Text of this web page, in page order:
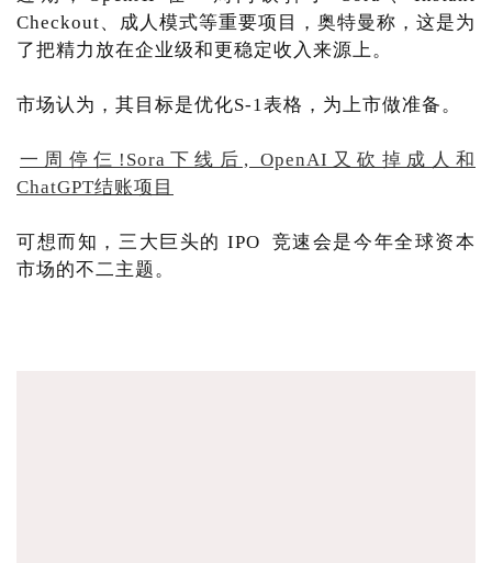
Checkout、成人模式等重要项目，奥特曼称，这是为
了把精力放在企业级和更稳定收入来源上。
市场认为，其目标是优化S-1表格，为上市做准备。
一周停仨!Sora下线后, OpenAI又砍掉成人和
ChatGPT结账项目
可想而知，三大巨头的 IPO 竞速会是今年全球资本
市场的不二主题。